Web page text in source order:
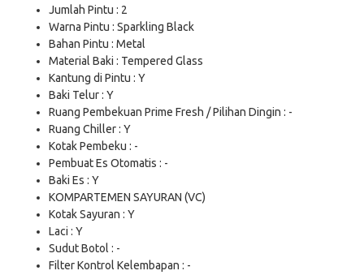
Jumlah Pintu : 2
Warna Pintu : Sparkling Black
Bahan Pintu : Metal
Material Baki : Tempered Glass
Kantung di Pintu : Y
Baki Telur : Y
Ruang Pembekuan Prime Fresh / Pilihan Dingin : -
Ruang Chiller : Y
Kotak Pembeku : -
Pembuat Es Otomatis : -
Baki Es : Y
KOMPARTEMEN SAYURAN (VC)
Kotak Sayuran : Y
Laci : Y
Sudut Botol : -
Filter Kontrol Kelembapan : -